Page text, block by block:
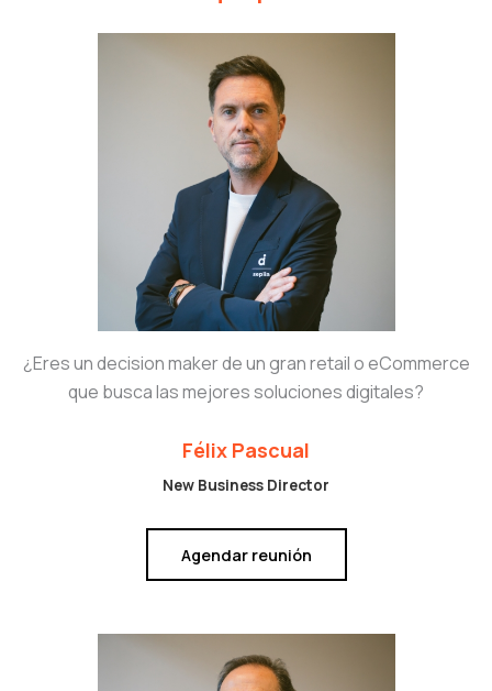
¿Eres un decision maker de un gran retail o eCommerce
que busca las mejores soluciones digitales?
Félix Pascual
New Business Director
Agendar reunión